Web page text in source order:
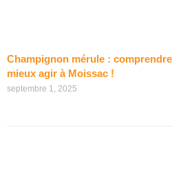
Champignon mérule :
mieux agir à Moissac !
septembre 1, 2025